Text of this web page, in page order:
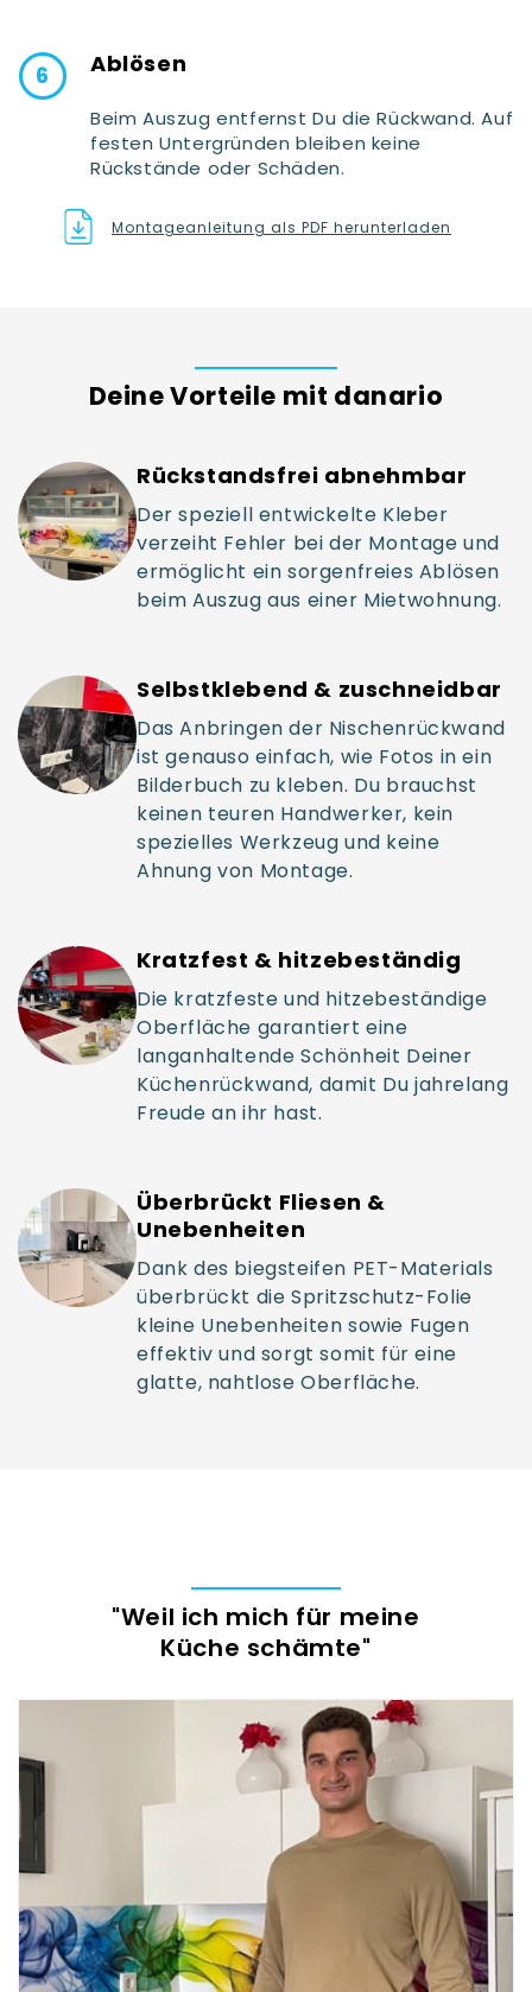
Ablösen
Beim Auszug entfernst Du die Rückwand. Auf
festen Untergründen bleiben keine
Rückstände oder Schäden.
Montageanleitung als PDF herunterladen
Deine Vorteile mit danario
Rückstandsfrei abnehmbar
Der speziell entwickelte Kleber
verzeiht Fehler bei der Montage und
ermöglicht ein sorgenfreies Ablösen
beim Auszug aus einer Mietwohnung.
Selbstklebend & zuschneidbar
Das Anbringen der Nischenrückwand
ist genauso einfach, wie Fotos in ein
Bilderbuch zu kleben. Du brauchst
keinen teuren Handwerker, kein
spezielles Werkzeug und keine
Ahnung von Montage.
Kratzfest & hitzebeständig
Die kratzfeste und hitzebeständige
Oberfläche garantiert eine
langanhaltende Schönheit Deiner
Küchenrückwand, damit Du jahrelang
Freude an ihr hast.
Überbrückt Fliesen &
Unebenheiten
Dank des biegsteifen PET-Materials
überbrückt die Spritzschutz-Folie
kleine Unebenheiten sowie Fugen
effektiv und sorgt somit für eine
glatte, nahtlose Oberfläche.
"Weil ich mich für meine
Küche schämte"